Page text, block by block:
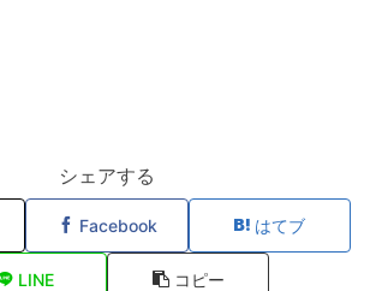
シェアする
Facebook はてブ
LINE コピー